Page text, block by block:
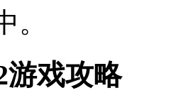
。
游戏攻略